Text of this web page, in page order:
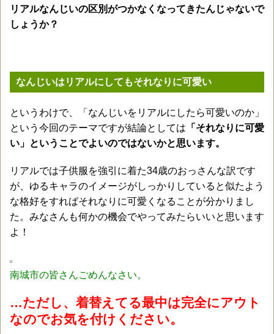
リアルなんじいの区別がつかなくなってきたんじゃないで
しょうか？
なんじいはリアルにしてもそれなりに可愛い
というわけで、「なんじいをリアルにしたら可愛いのか」
という今回のテーマですが結論としては 「それなりに可愛
い」ということでよいのではないかと思います。
リアルでは子供服を強引に着た34歳のおっさんな訳です
が、ゆるキャラのイメージがしっかりしていると似たよう
な格好をすればそれなりに可愛くなることが分かりまし
た。みなさんも何かの機会でやってみたらいいと思います
よ！
南城市の皆さんごめんなさい。
…ただし、着替えてる最中は完全にアウト
なのでお気を付けください。